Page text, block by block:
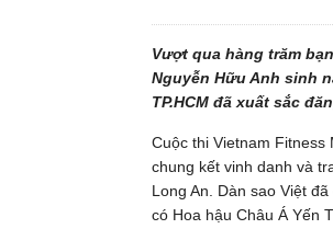
Vượt qua hàng trăm
Nguyễn Hữu Anh sinh
TP.HCM đã xuất sắc
Cuộc thi Vietnam Fitness
chung kết vinh danh và
Long An. Dàn sao Việt
có Hoa hậu Châu Á Yến